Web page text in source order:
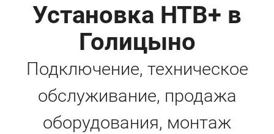
Установка НТВ+ в
Голицыно
Подключение, техническое
обслуживание, продажа
оборудования, монтаж